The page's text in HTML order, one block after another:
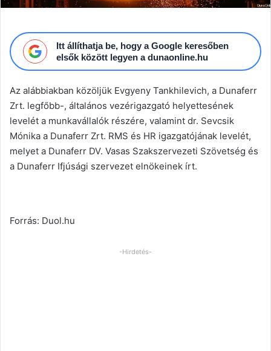
Itt állíthatja be, hogy a Google keresőben
elsők között legyen a dunaonline.hu
Az alábbiakban közöljük Evgyeny Tankhilevich, a Dunaferr
Zrt. legfőbb-, általános vezérigazgató helyettesének
levelét a munkavállalók részére, valamint dr. Sevcsik
Mónika a Dunaferr Zrt. RMS és HR igazgatójának levelét,
melyet a Dunaferr DV. Vasas Szakszervezeti Szövetség és
a Dunaferr Ifjúsági szervezet elnökeinek írt.
Forrás: Duol.hu
-Hirdetés-